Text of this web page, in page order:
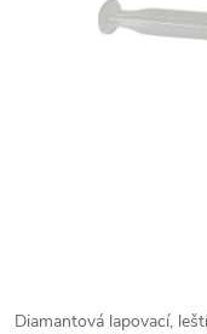
Diamantová lapovací,